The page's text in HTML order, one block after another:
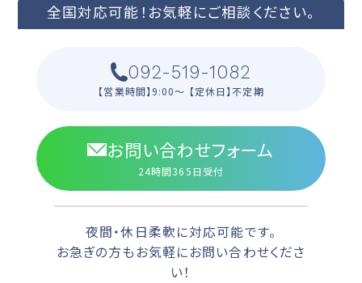
全国対応可能！ お気軽にご相談ください。
092-519-1082
【営業時間】9:00〜 【定休日】不定期
お問い合わせフォーム
24時間365日受付
夜間・休日柔軟に対応可能です。
お急ぎの方もお気軽にお問い合わせくださ
い！